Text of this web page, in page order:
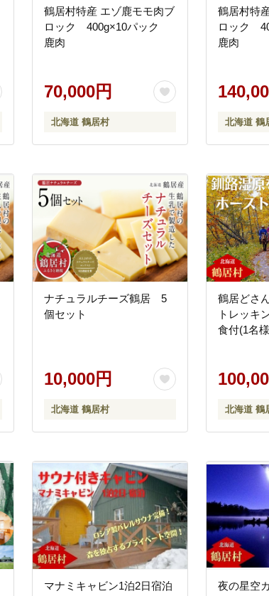
鶴居村特産 エゾ鹿モモ肉ブ
ロック 400g×10パック
鹿肉
70,000円
北海道 鶴居村
鶴居村特
ロック
鹿肉
北海道 鶴
ナチュラルチーズ鶴居 5
個セット
10,000円
北海道 鶴居村
鶴居どさ
トレッキ
食付(1名
北海道 鶴
マナミキャビン1泊2日宿泊
夜の星空